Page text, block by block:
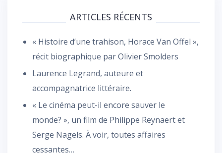
ARTICLES RÉCENTS
« Histoire d’une trahison, Horace Van Offel »,
récit biographique par Olivier Smolders
Laurence Legrand, auteure et
accompagnatrice littéraire.
« Le cinéma peut-il encore sauver le
monde? », un film de Philippe Reynaert et
Serge Nagels. À voir, toutes affaires
cessantes…